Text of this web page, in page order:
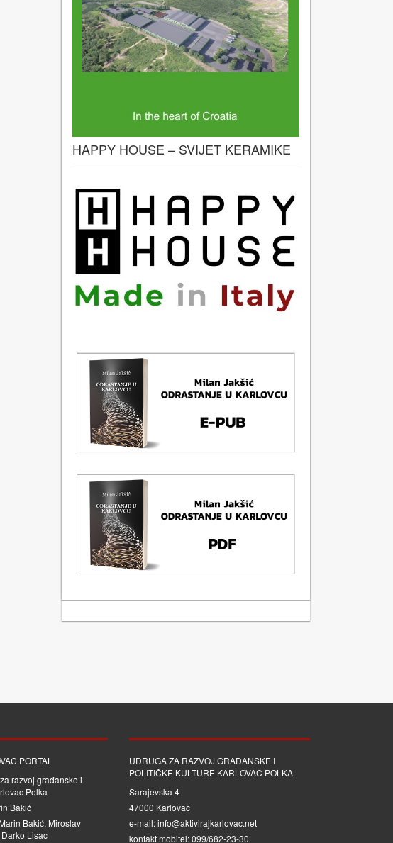
HAPPY HOUSE – SVIJET KERAMIKE
PORTAL
razvoj građanske i
Polka
Bakić
Bakić, Miroslav
Lisac
UDRUGA ZA RAZVOJ GRAĐANSKE I
POLITIČKE KULTURE KARLOVAC POLKA
Sarajevska 4
47000 Karlovac
e-mail: info@aktivirajkarlovac.net
kontakt mobitel: 099/682-23-30